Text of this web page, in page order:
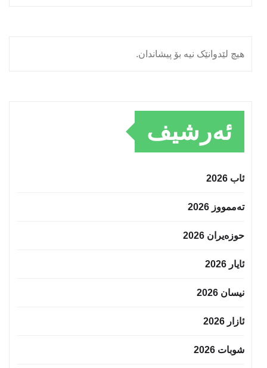
هیچ لێدوانێک نیە بۆ پیشاندان.
ئەرشیف
ئاب 2026
تەممووز 2026
حوزه‌یران 2026
ئایار 2026
نیسان 2026
ئازار 2026
شوبات 2026